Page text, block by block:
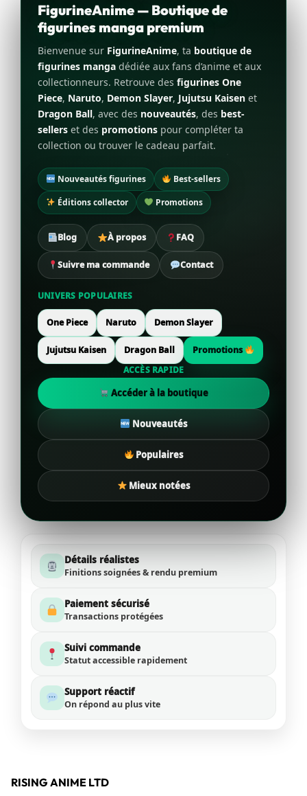
FigurineAnime — Boutique de
figurines manga premium
Bienvenue sur FigurineAnime, ta boutique de
figurines manga dédiée aux fans d’anime et aux
collectionneurs. Retrouve des figurines One
Piece, Naruto, Demon Slayer, Jujutsu Kaisen et
Dragon Ball, avec des nouveautés, des best-
sellers et des promotions pour compléter ta
collection ou trouver le cadeau parfait.
Nouveautés figurines
Best-sellers
Éditions collector
Promotions
Blog À propos FAQ
Suivre ma commande Contact
UNIVERS POPULAIRES
One Piece Naruto Demon Slayer
Jujutsu Kaisen Dragon Ball
Promotions
ACCÈS RAPIDE
Accéder à la boutique
Nouveautés
Populaires
Mieux notées
Détails réalistes
Finitions soignées & rendu premium
Paiement sécurisé
Transactions protégées
Suivi commande
Statut accessible rapidement
Support réactif
On répond au plus vite
RISING ANIME LTD